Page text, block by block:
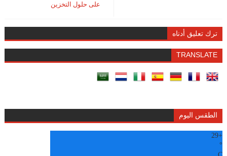
على حلول التخزين
ترك تعليق أدناه
TRANSLATE
الطقس اليوم
+
29
°